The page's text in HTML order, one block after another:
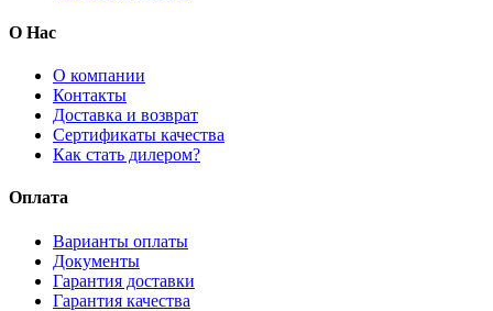
О Нас
О компании
Контакты
Доставка и возврат
Сертификаты качества
Как стать дилером?
Оплата
Варианты оплаты
Документы
Гарантия доставки
Гарантия качества